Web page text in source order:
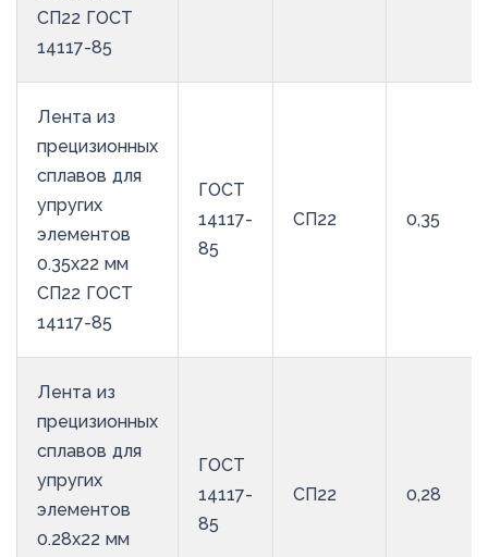
46
47
50
51
53
54
55
56
57
59
60
СП22 ГОСТ
14117-85
Лента из
прецизионных
сплавов для
упругих
элементов
0.35x22 мм
СП22 ГОСТ
14117-85
ГОСТ
14117-
85
СП22 0,35
Лента из
прецизионных
сплавов для
упругих
элементов
0.28x22 мм
ГОСТ
14117-
85
СП22 0,28